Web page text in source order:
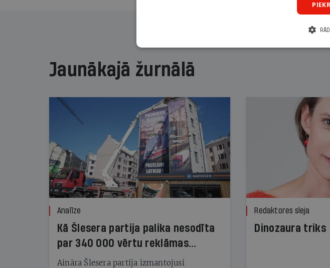
Jaunākajā žurnālā
Analīze
Kā Šlesera partija palika nesodīta
par 340 000 vērtu reklāmas
kampaņu
Aināra Šlesera partija izmantojusi
Redaktores sleja
Dinozaura triks